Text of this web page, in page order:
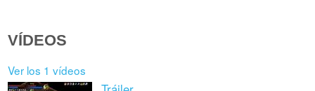
VÍDEOS
Ver los 1 vídeos